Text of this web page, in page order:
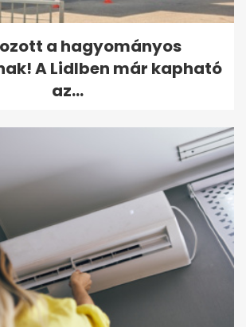
a hagyományos
A Lidlben már kapható
az...